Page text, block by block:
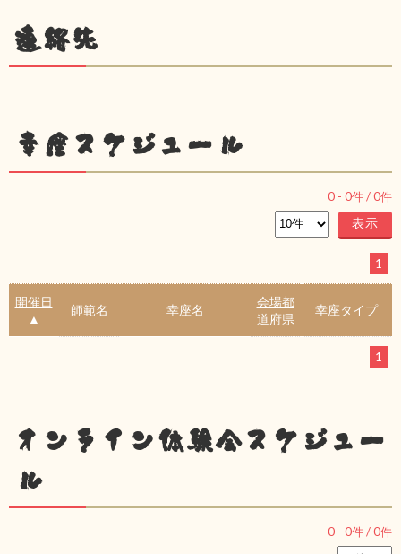
連絡先
幸座スケジュール
0 - 0件 /0件
1
開催日
▲
師範名 幸座名
会場都
道府県
幸座タイプ
1
オンライン体験会スケジュー
ル
0 - 0件 /0件